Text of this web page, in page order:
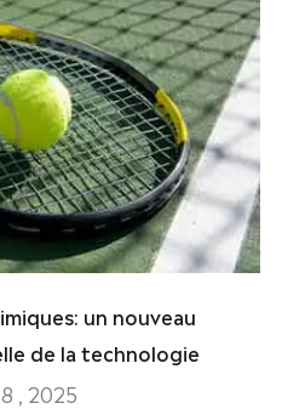
un nouveau
de la technologie
, 2025